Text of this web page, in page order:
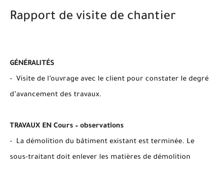
Rapport de visite de chantier
GÉNÉRALITÉS
- Visite de l’ouvrage avec le client pour constater le degré
d’avancement des travaux.
TRAVAUX EN Cours – observations
- La démolition du bâtiment existant est terminée. Le
sous-traitant doit enlever les matières de démolition